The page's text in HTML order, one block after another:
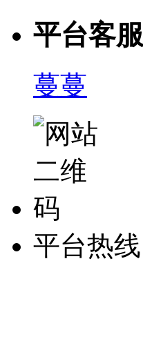
平台客服
蔓蔓
平台热